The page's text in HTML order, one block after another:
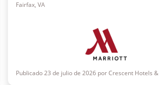
Fairfax, VA
Publicado 23 de julio de 2026 por Crescent Hotels &